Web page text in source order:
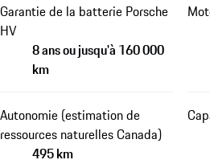
Garantie de la batterie Porsche
HV
8 ans ou jusqu'à 160 000
km
Autonomie (estimation de
ressources naturelles Canada)
495 km